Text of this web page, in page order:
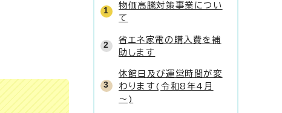
物価高騰対策事業につい
て
省エネ家電の購入費を補
助します
休館日及び運営時間が変
わります(令和8年4月
～)